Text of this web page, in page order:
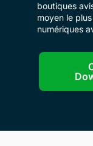
boutiques
moyen le
numériques